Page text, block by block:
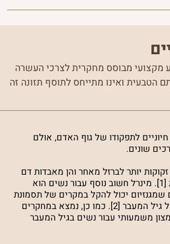
מקצועי מבוסס מחקרית לצרכי העשרה
הטבעית ואינו מתייחס לתוסף תזונה זה
חיוניים לתפקודו של גוף האדם, אולם
שונים.
יותר לברזל מאחר והן מאבדות דם
בכל חודש במהלך הווסת [1]. מינרל חשוב נוסף עבור נשים הוא
שמגנזיום יכול להקל במקרים של תסמונת
קדם-וסתית ותסמינים של גיל המעבר [2]. כמו כן, נמצא במחקרים
משמעותי עבור נשים בגיל המעבר